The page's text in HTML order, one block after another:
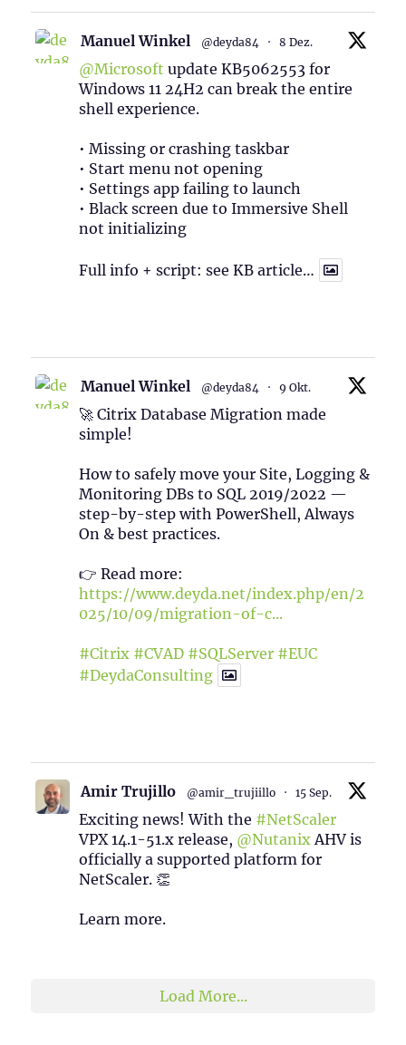
Manuel Winkel @deyda84 · 8 Dez.
@Microsoft update KB5062553 for
Windows 11 24H2 can break the entire
shell experience.
• Missing or crashing taskbar
• Start menu not opening
• Settings app failing to launch
• Black screen due to Immersive Shell
not initializing
Full info + script: see KB article…
Manuel Winkel @deyda84 · 9 Okt.
🚀 Citrix Database Migration made
simple!
How to safely move your Site, Logging &
Monitoring DBs to SQL 2019/2022 —
step-by-step with PowerShell, Always
On & best practices.
👉 Read more:
https://www.deyda.net/index.php/en/2
025/10/09/migration-of-c...
#Citrix #CVAD #SQLServer #EUC
#DeydaConsulting
Amir Trujillo @amir_trujiillo · 15 Sep.
Exciting news! With the #NetScaler
VPX 14.1-51.x release, @NutanixAHV is
officially a supported platform for
NetScaler. 👏
Learn more.
Load More...